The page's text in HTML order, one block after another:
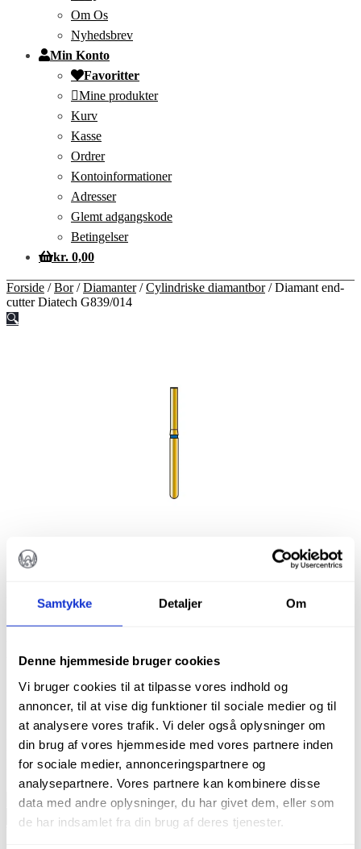
Samtykke Detaljer Om
Denne hjemmeside bruger cookies
Vi bruger cookies til at tilpasse vores indhold og
annoncer, til at vise dig funktioner til sociale medier og til
at analysere vores trafik. Vi deler også oplysninger om
din brug af vores hjemmeside med vores partnere inden
for sociale medier, annonceringspartnere og
analysepartnere. Vores partnere kan kombinere disse
data med andre oplysninger, du har givet dem, eller som
de har indsamlet fra din brug af deres tjenester.
Om Os
Nyhedsbrev
Min Konto
Favoritter
Mine produkter
Kurv
Kasse
Ordrer
Kontoinformationer
Adresser
Glemt adgangskode
Betingelser
kr. 0,00
Forside /Bor/Diamanter/Cylindriske diamantbor/Diamant end-
cutter Diatech G839/014
🔍
CUTTER
DIATECH G839/014
kr.115,00
Diatech diamantbor
Pakke m. 5 stk.
Diamant
end-
cutter
TILFØJ TIL KURV
Kategorier: Bor